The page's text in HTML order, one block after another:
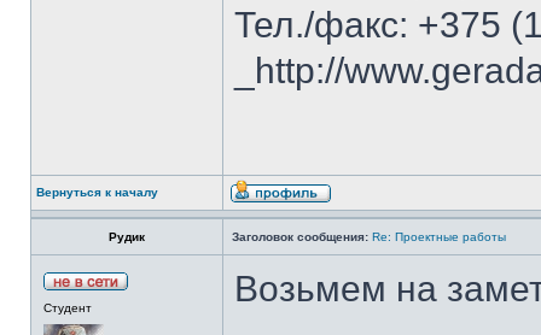
Тел./факс: +375
_http://
Вернуться к началу
Рудик Заголовок сообщения: Re: Проектные работы
Студент Возьмем на